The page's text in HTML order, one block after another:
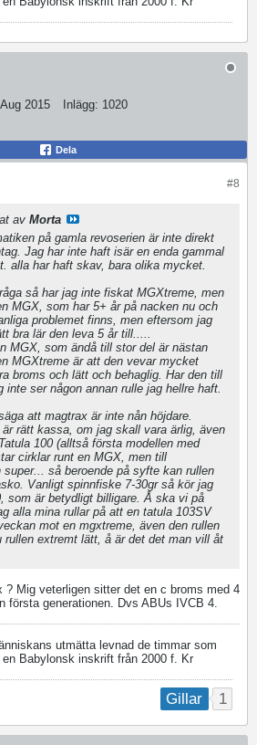
Aug 2015 Inlägg: 1020
Dela
#8
av Morta
på gamla revoserien är inte direkt
Jag har inte haft isär en enda gammal
alla har haft skav, bara olika mycket.
så har jag inte fiskat MGXtreme, men
MGX, som har 5+ år på nacken nu och
problemet finns, men eftersom jag
bra lär den leva 5 år till.....
MGX, som ändå till stor del är nästan
MGXtreme är att den vevar mycket
broms och lätt och behaglig. Har den till
inte ser någon annan rulle jag hellre haft.
att magtrax är inte nån höjdare.
rätt kassa, om jag skall vara ärlig, även
100 (alltså första modellen med
cirklar runt en MGX, men till
så beroende på syfte kan rullen
Vanligt spinnfiske 7-30gr så kör jag
som är betydligt billigare. Å ska vi på
alla mina rullar på att en tatula 103SV
mot en mgxtreme, även den rullen
rullen extremt lätt, å är det det man vill åt
? Mig veterligen sitter det en c broms med 4
första generationen. Dvs ABUs IVCB 4.
utmätta levnad de timmar som
Babylonsk inskrift från 2000 f. Kr
Gillar 1